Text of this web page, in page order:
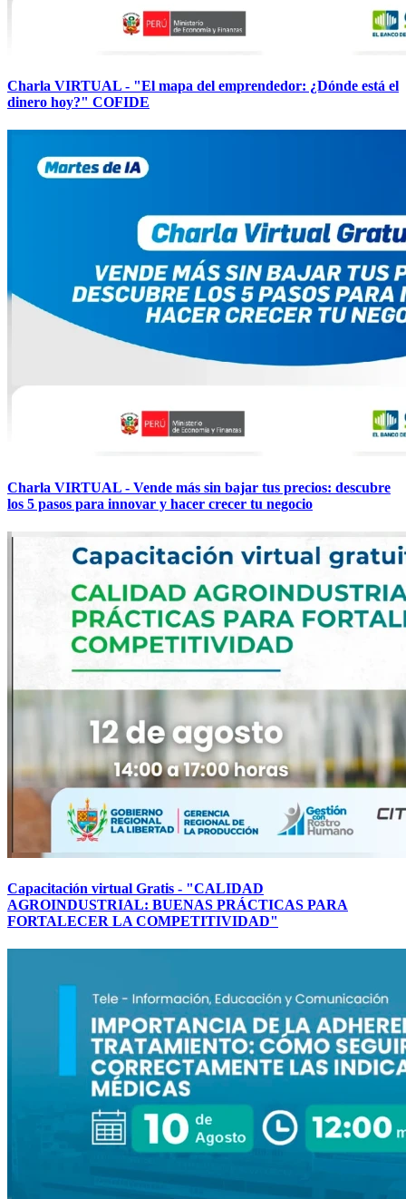
Charla VIRTUAL - "El mapa del emprendedor: ¿Dónde está el
dinero hoy?" COFIDE
Charla VIRTUAL - Vende más sin bajar tus precios: descubre
los 5 pasos para innovar y hacer crecer tu negocio
Capacitación virtual Gratis - "CALIDAD
AGROINDUSTRIAL: BUENAS PRÁCTICAS PARA
FORTALECER LA COMPETITIVIDAD"